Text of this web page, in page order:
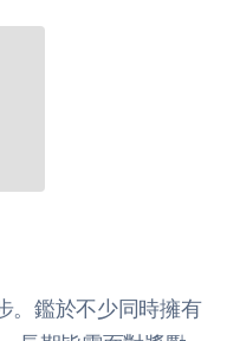
。鑑於不少同時擁有